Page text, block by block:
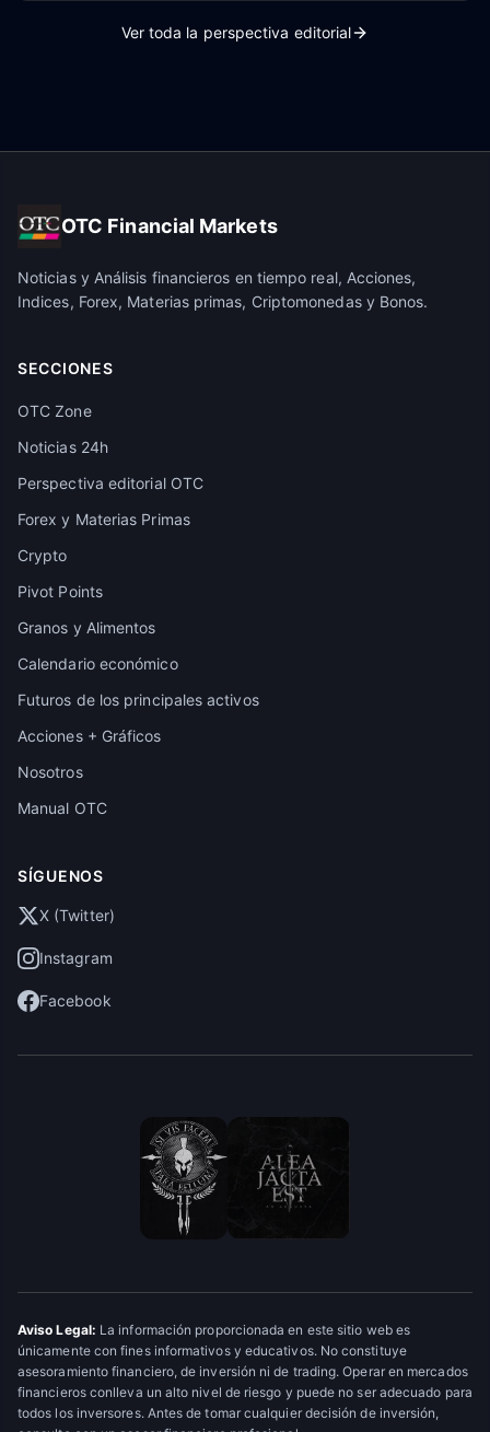
Ver toda la perspectiva editorial
OTC Financial Markets
Noticias y Análisis financieros en tiempo real, Acciones,
Indices, Forex, Materias primas, Criptomonedas y Bonos.
SECCIONES
OTC Zone
Noticias 24h
Perspectiva editorial OTC
Forex y Materias Primas
Crypto
Pivot Points
Granos y Alimentos
Calendario económico
Futuros de los principales activos
Acciones + Gráficos
Nosotros
Manual OTC
SÍGUENOS
X (Twitter)
Instagram
Facebook
Aviso Legal: La información proporcionada en este sitio web es
únicamente con fines informativos y educativos. No constituye
asesoramiento financiero, de inversión ni de trading. Operar en mercados
financieros conlleva un alto nivel de riesgo y puede no ser adecuado para
todos los inversores. Antes de tomar cualquier decisión de inversión,